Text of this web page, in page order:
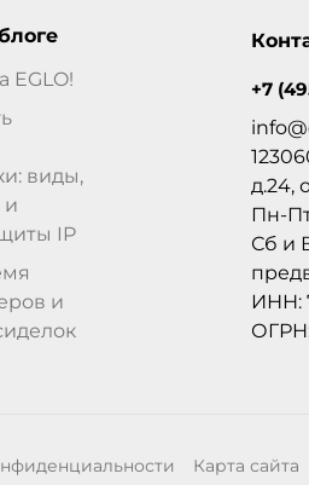
EGLO!
виды,
и
IP
и
+7
д.24,
Пн-
Сб и
ИНН:
Карта сайта